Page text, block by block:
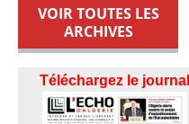
VOIR TOUTES LES
ARCHIVES